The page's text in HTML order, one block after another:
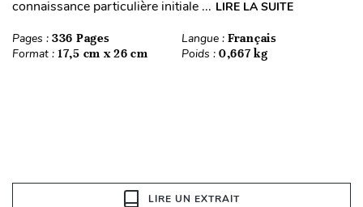
connaissance particulière initiale ... LIRE LA SUITE
Pages : 336 Pages Langue : Français
Format : 17,5 cm x 26 cm Poids : 0,667 kg
LIRE UN EXTRAIT